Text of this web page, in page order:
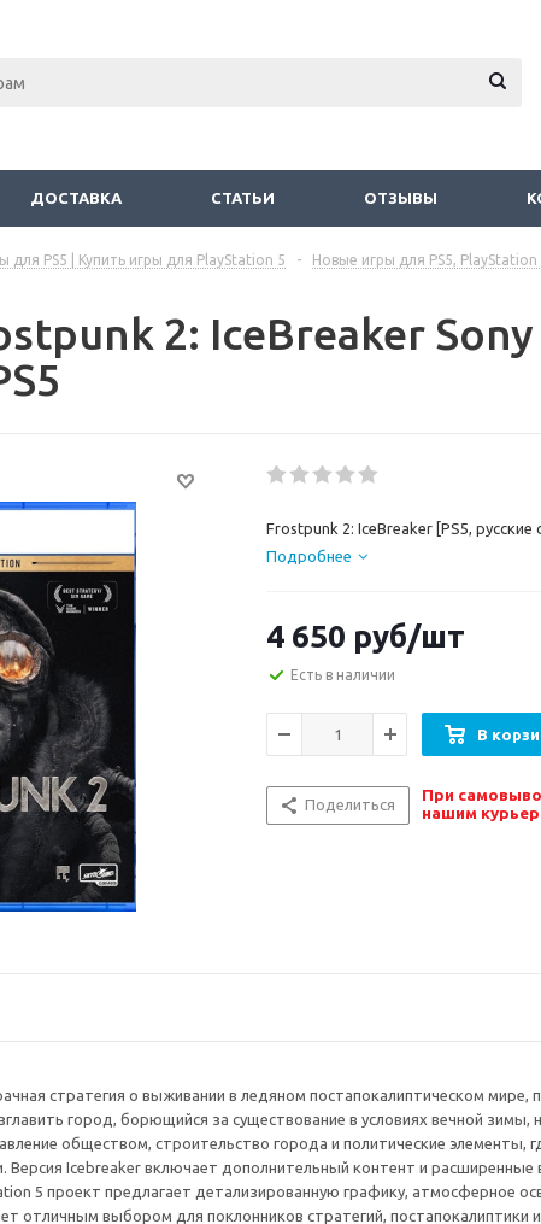
ДОСТАВКА СТАТЬИ ОТЗЫВЫ
для PS5 | Купить игры для PlayStation 5 - Новые игры для PS5, PlayStation
2: IceBreaker Sony
Frostpunk 2: IceBreaker [PS5, русские
Подробнее
4 650 руб/шт
Есть в наличии
В
Поделиться
При
нашим
стратегия о выживании в ледяном постапокалиптическом
город, борющийся за существование в условиях вечной зимы,
обществом, строительство города и политические элементы,
Версия Icebreaker включает дополнительный контент и
5 проект предлагает детализированную графику, атмосферное
отличным выбором для поклонников стратегий, постапокалиптики